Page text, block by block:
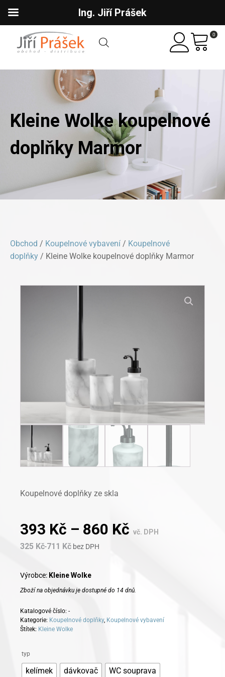
0
Kleine Wolke koupelnové
doplňky Marmor
Obchod / Koupelnové vybavení / Koupelnové
doplňky / Kleine Wolke koupelnové doplňky Marmor
Koupelnové doplňky ze skla
393 Kč – 860 Kč vč. DPH
325 Kč-711 Kč bez DPH
Výrobce: Kleine Wolke
Zboží na objednávku je dostupné do 14 dnů.
Katalogové číslo: -
Kategorie: Koupelnové doplňky, Koupelnové vybavení
Štítek: Kleine Wolke
typ
kelímek dávkovač WC souprava
Ing. Jiří Prášek